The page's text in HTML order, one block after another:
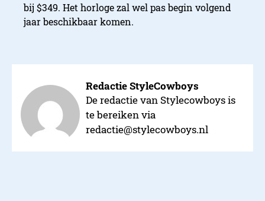
bij $349. Het horloge zal wel pas begin volgend
jaar beschikbaar komen.
Redactie StyleCowboys
De redactie van Stylecowboys is
te bereiken via
redactie@stylecowboys.nl